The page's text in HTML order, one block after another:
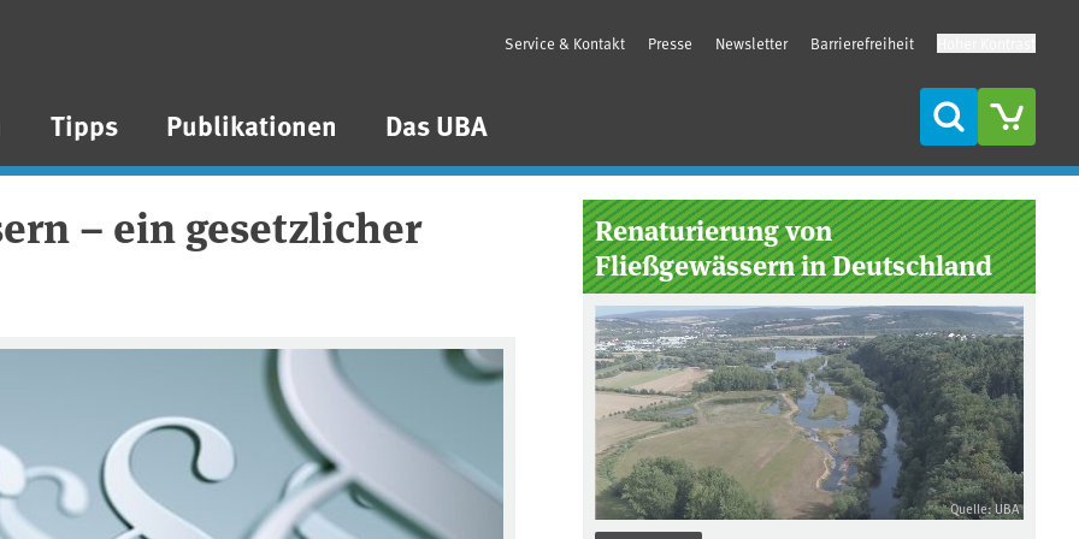
Tipps Publikationen Das UBA
Service & Kontakt Presse Newsletter Barrierefreiheit
Suche
– ein gesetzlicher
Seitenleiste
Renaturierung von
Fließgewässern in Deutschland
Quelle: UBA